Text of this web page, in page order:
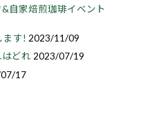
自家焙煎珈琲イベント
ます! 2023/11/09
はどれ 2023/07/19
17